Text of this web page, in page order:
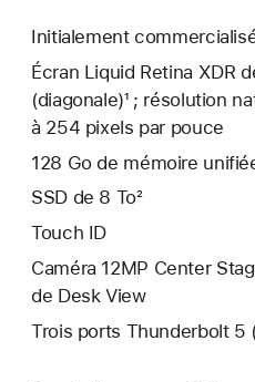
Initialement
Écran Liquid Retina XDR
(diagonale)¹ ; résolution
à 254 pixels par pouce
128 Go de mémoire
SSD de 8 To²
Touch ID
Caméra 12MP Center
de Desk View
Trois ports Thunderbolt 5